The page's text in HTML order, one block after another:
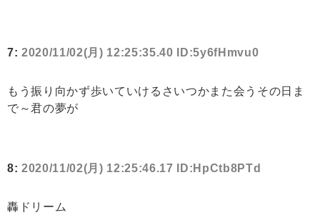
7: 2020/11/02(月) 12:25:35.40 ID:5y6fHmvu0
もう振り向かず歩いていけるさいつかまた会うその日ま
で～君の夢が
8: 2020/11/02(月) 12:25:46.17 ID:HpCtb8PTd
轟ドリーム